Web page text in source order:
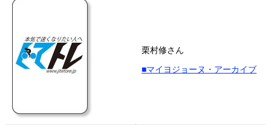
栗村修さん
■マイヨジョーヌ・アーカイブ